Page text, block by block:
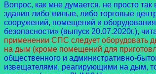
Вопрос, как мне думается, не просто
здания либо жилые, либо торговые
сооружений, помещений и
безопасности» (выпуск 20.07.2020г.),
применении СПС следует оборудовать
на дым (кроме помещений для
общественного и административно-
извещателями, реагирующими на дым,